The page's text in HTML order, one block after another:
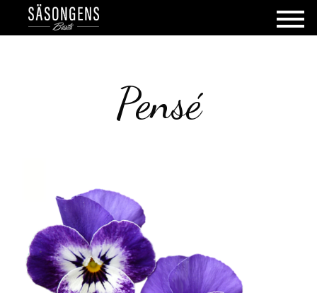
Pensé